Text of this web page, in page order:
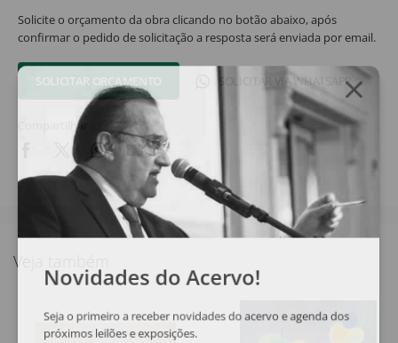
Solicite o orçamento da obra clicando no botão abaixo, após
confirmar o pedido de solicitação a resposta será enviada por email.
SOLICITAR ORÇAMENTO SOLICITAR VIA WHATSAPP
Compartilhar
Veja também
Novidades do Acervo!
Seja o primeiro a receber novidades do acervo e agenda dos
próximos leilões e exposições.